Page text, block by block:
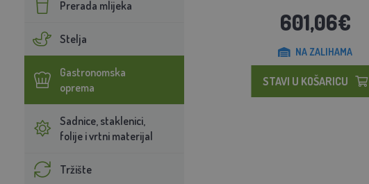
Prerada mlijeka
Stelja
Gastronomska
oprema
Sadnice, staklenici,
folije i vrtni materijal
Tržište
601,06€
NA ZALIHAMA
STAVI U KOŠARICU